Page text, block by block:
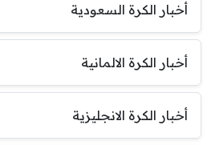
أخبار الكرة السعودية
أخبار الكرة الالمانية
أخبار الكرة الانجليزية